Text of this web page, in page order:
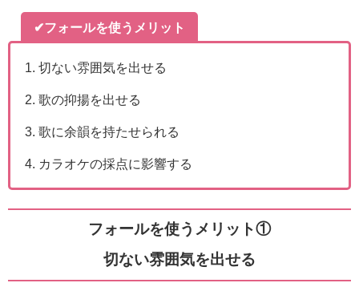
✔フォールを使うメリット
切ない雰囲気を出せる
歌の抑揚を出せる
歌に余韻を持たせられる
カラオケの採点に影響する
フォールを使うメリット①
切ない雰囲気を出せる